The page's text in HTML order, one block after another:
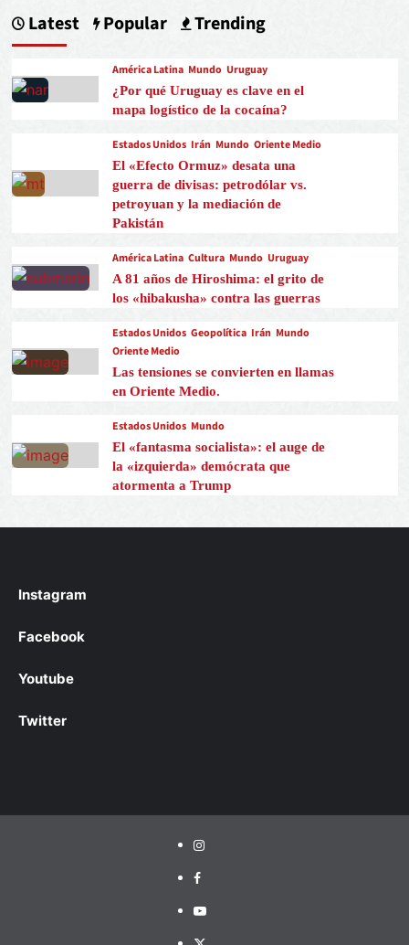
Latest Popular Trending
América Latina Mundo Uruguay
¿Por qué Uruguay es clave en el
mapa logístico de la cocaína?
Estados Unidos Irán Mundo Oriente Medio
El «Efecto Ormuz» desata una
guerra de divisas: petrodólar vs.
petroyuan y la mediación de
Pakistán
América Latina Cultura Mundo Uruguay
A 81 años de Hiroshima: el grito de
los «hibakusha» contra las guerras
Estados Unidos Geopolítica Irán Mundo
Oriente Medio
Las tensiones se convierten en llamas
en Oriente Medio.
Estados Unidos Mundo
El «fantasma socialista»: el auge de
la «izquierda» demócrata que
atormenta a Trump
Instagram
Facebook
Youtube
Twitter